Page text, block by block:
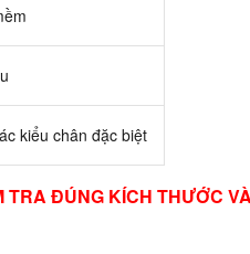
kiểu chân đặc biệt
ĐÚNG KÍCH THƯỚC